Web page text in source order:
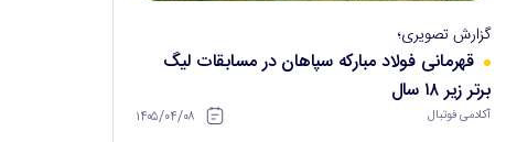
گزارش تصویری؛
قهرمانی فولاد مبارکه سپاهان در مسابقات لیگ
برتر زیر ۱۸ سال
آکادمی فوتبال ۱۴۰۵/۰۴/۰۸